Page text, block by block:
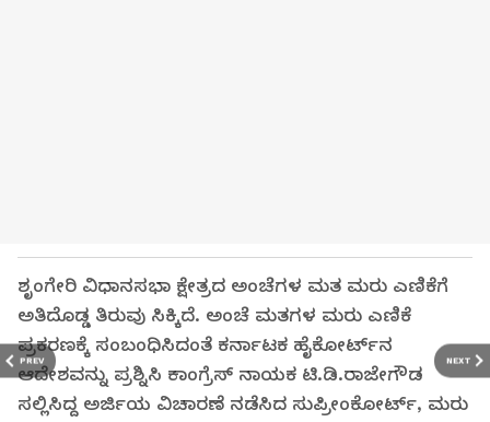
PREV NEXT
ಶೃಂಗೇರಿ ವಿಧಾನಸಭಾ ಕ್ಷೇತ್ರದ ಅಂಚೆಗಳ ಮತ ಮರು ಎಣಿಕೆಗೆ
ಅತಿದೊಡ್ಡ ತಿರುವು ಸಿಕ್ಕಿದೆ. ಅಂಚೆ ಮತಗಳ ಮರು ಎಣಿಕೆ
ಪ್ರಕರಣಕ್ಕೆ ಸಂಬಂಧಿಸಿದಂತೆ ಕರ್ನಾಟಕ ಹೈಕೋರ್ಟ್‌ನ
ಆದೇಶವನ್ನು ಪ್ರಶ್ನಿಸಿ ಕಾಂಗ್ರೆಸ್ ನಾಯಕ ಟಿ.ಡಿ.ರಾಜೇಗೌಡ
ಸಲ್ಲಿಸಿದ್ದ ಅರ್ಜಿಯ ವಿಚಾರಣೆ ನಡೆಸಿದ ಸುಪ್ರೀಂಕೋರ್ಟ್, ಮರು